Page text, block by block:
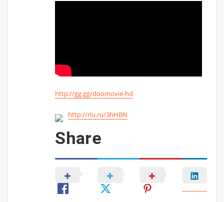
http://gg.gg/doomovie-hd
http://rlu.ru/3hHBN
Share